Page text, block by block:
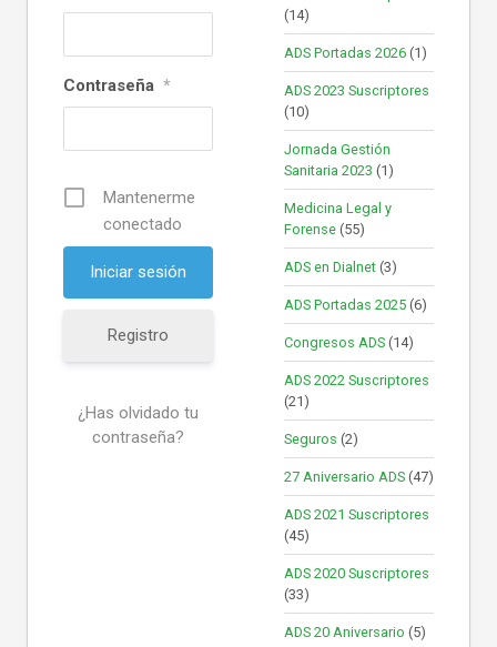
Contraseña *
Mantenerme
conectado
Registro
¿Has olvidado tu
contraseña?
(14)
ADS Portadas 2026 (1)
ADS 2023 Suscriptores
(10)
Jornada Gestión
Sanitaria 2023 (1)
Medicina Legal y
Forense (55)
ADS en Dialnet (3)
ADS Portadas 2025 (6)
Congresos ADS (14)
ADS 2022 Suscriptores
(21)
Seguros (2)
27 Aniversario ADS (47)
ADS 2021 Suscriptores
(45)
ADS 2020 Suscriptores
(33)
ADS 20 Aniversario (5)